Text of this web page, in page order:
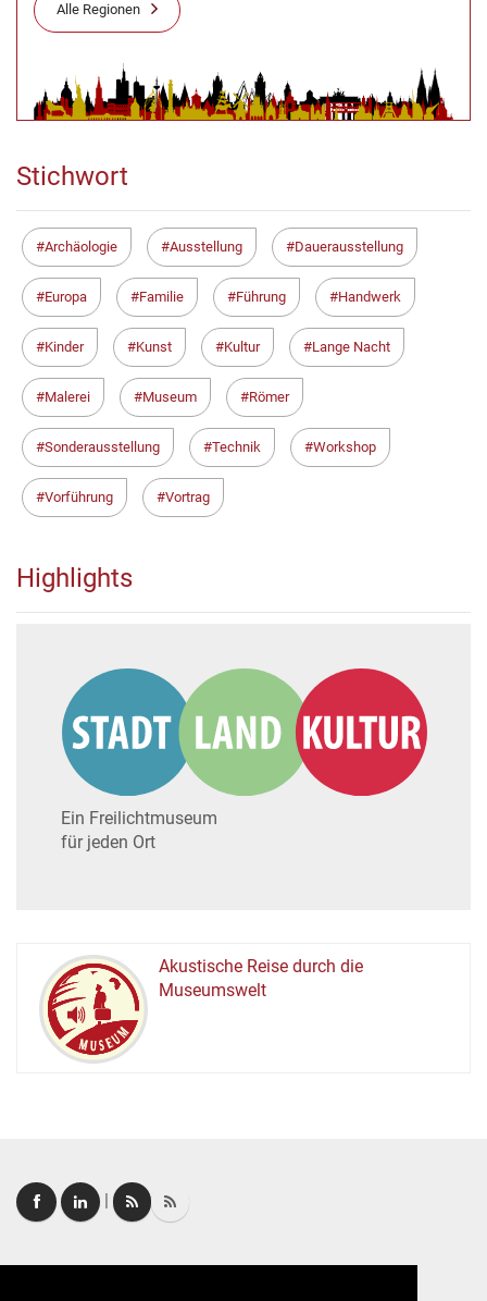
Alle Regionen
Stichwort
Archäologie Ausstellung Dauerausstellung
Europa Familie Führung Handwerk
Kinder Kunst Kultur Lange Nacht
Malerei Museum Römer
Sonderausstellung Technik Workshop
Vorführung Vortrag
Highlights
Ein Freilichtmuseum
für jeden Ort
MUSEUM
Akustische Reise durch die
Museumswelt